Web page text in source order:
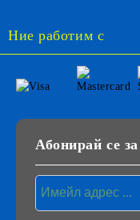
Ние работим с
Абонирай се